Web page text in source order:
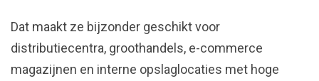
Dat maakt ze bijzonder geschikt voor
distributiecentra, groothandels, e-commerce
magazijnen en interne opslaglocaties met hoge